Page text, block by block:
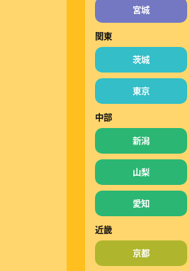
宮城
関東
茨城
東京
中部
新潟
山梨
愛知
近畿
京都